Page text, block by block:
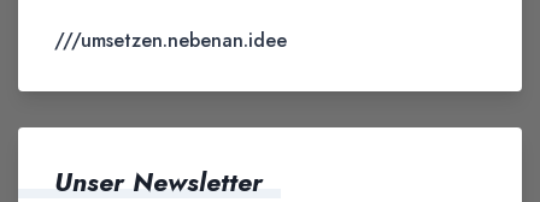
///umsetzen.nebenan.idee
Unser Newsletter